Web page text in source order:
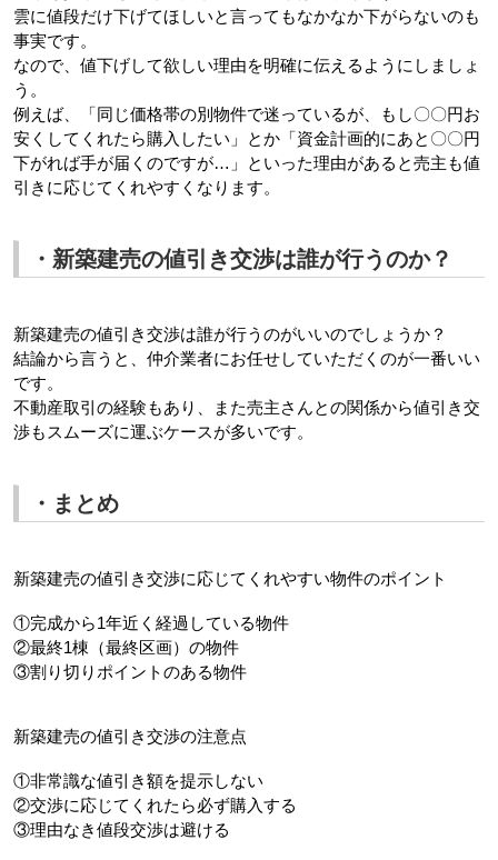
雲に値段だけ下げてほしいと言ってもなかなか下がらないのも
事実です。
なので、値下げして欲しい理由を明確に伝えるようにしましょ
う。
例えば、「同じ価格帯の別物件で迷っているが、もし〇〇円お
安くしてくれたら購入したい」とか「資金計画的にあと〇〇円
下がれば手が届くのですが…」といった理由があると売主も値
引きに応じてくれやすくなります。
・新築建売の値引き交渉は誰が行うのか？
新築建売の値引き交渉は誰が行うのがいいのでしょうか？
結論から言うと、仲介業者にお任せしていただくのが一番いい
です。
不動産取引の経験もあり、また売主さんとの関係から値引き交
渉もスムーズに運ぶケースが多いです。
・まとめ
新築建売の値引き交渉に応じてくれやすい物件のポイント
①完成から1年近く経過している物件
②最終1棟（最終区画）の物件
③割り切りポイントのある物件
新築建売の値引き交渉の注意点
①非常識な値引き額を提示しない
②交渉に応じてくれたら必ず購入する
③理由なき値段交渉は避ける